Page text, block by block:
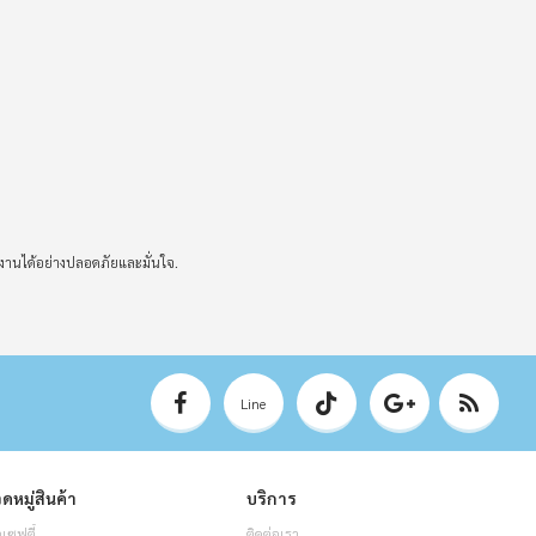
นได้อย่างปลอดภัยและมั่นใจ.
Line
หมู่สินค้า บริการ